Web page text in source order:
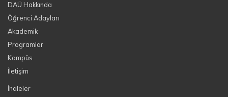
DAÜ Hakkında
Öğrenci Adayları
Akademik
Programlar
Kampüs
İletişim
İhaleler